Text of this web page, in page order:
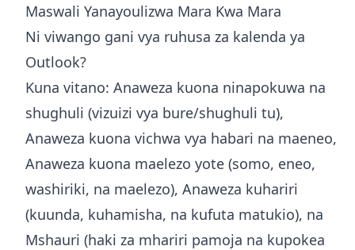
Maswali Yanayoulizwa Mara Kwa Mara
Ni viwango gani vya ruhusa za kalenda ya
Outlook?
Kuna vitano: Anaweza kuona ninapokuwa na
shughuli (vizuizi vya bure/shughuli tu),
Anaweza kuona vichwa vya habari na maeneo,
Anaweza kuona maelezo yote (somo, eneo,
washiriki, na maelezo), Anaweza kuhariri
(kuunda, kuhamisha, na kufuta matukio), na
Mshauri (haki za mhariri pamoja na kupokea